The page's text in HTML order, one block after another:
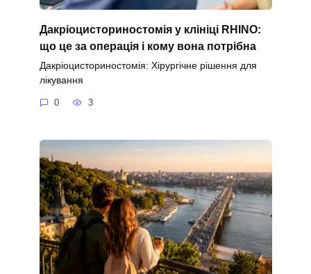
Дакріоцисториностомія у клініці RHINO:
що це за операція і кому вона потрібна
Дакріоцисториностомія: Хірургічне рішення для
лікування
0 3